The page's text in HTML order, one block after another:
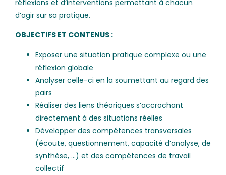
réflexions et d’interventions permettant à chacun
d’agir sur sa pratique.
OBJECTIFS ET CONTENUS :
Exposer une situation pratique complexe ou une
réflexion globale
Analyser celle-ci en la soumettant au regard des
pairs
Réaliser des liens théoriques s’accrochant
directement à des situations réelles
Développer des compétences transversales
(écoute, questionnement, capacité d’analyse, de
synthèse, …) et des compétences de travail
collectif